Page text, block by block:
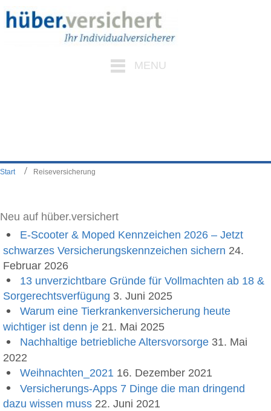
MENU
Start Reiseversicherung
Neu auf hüber.versichert
E-Scooter & Moped Kennzeichen 2026 – Jetzt
schwarzes Versicherungskennzeichen sichern 24.
Februar 2026
13 unverzichtbare Gründe für Vollmachten ab 18 &
Sorgerechtsverfügung 3. Juni 2025
Warum eine Tierkrankenversicherung heute
wichtiger ist denn je 21. Mai 2025
Nachhaltige betriebliche Altersvorsorge 31. Mai
2022
Weihnachten_2021 16. Dezember 2021
Versicherungs-Apps 7 Dinge die man dringend
dazu wissen muss 22. Juni 2021